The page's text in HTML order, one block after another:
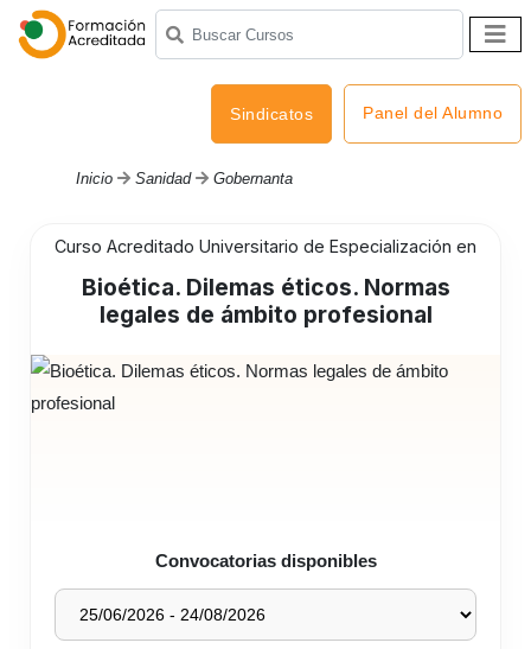
Sindicatos Panel del Alumno
Inicio Sanidad Gobernanta
Curso Acreditado Universitario de Especialización en
Bioética. Dilemas éticos. Normas
legales de ámbito profesional
Convocatorias disponibles